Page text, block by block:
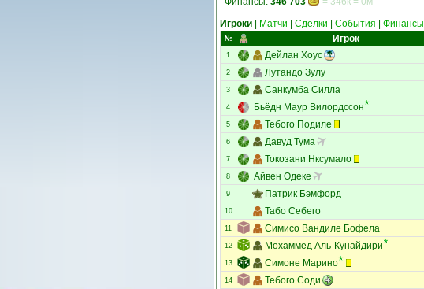
Игроки Матчи Сделки События Финансы
№ Игрок
1 Дейлан Хоус
2 Лутандо Зулу
3 Санкумба Силла
4 Бьёдн Маур Вилордссон
5 Тебого Подиле
6 Давуд Тума
7 Токозани Нксумало
8 Айвен Одеке
9 Патрик Бэмфорд
10 Табо Себего
11 Симисо Вандиле Бофела
12 Мохаммед Аль-Кунайдири
13 Симоне Марино
14 Тебого Соди